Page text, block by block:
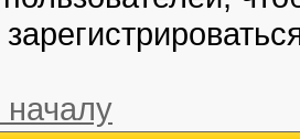
началу